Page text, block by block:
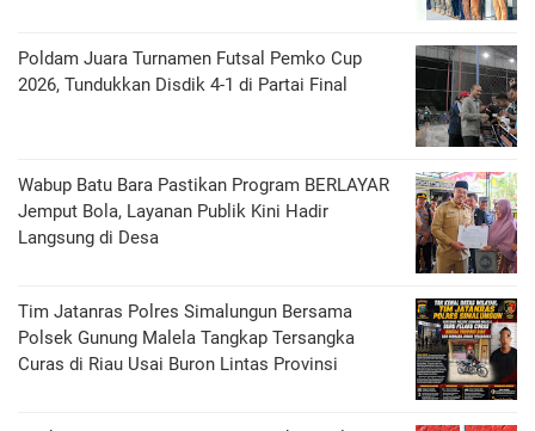
Poldam Juara Turnamen Futsal Pemko Cup
2026, Tundukkan Disdik 4-1 di Partai Final
Wabup Batu Bara Pastikan Program BERLAYAR
Jemput Bola, Layanan Publik Kini Hadir
Langsung di Desa
Tim Jatanras Polres Simalungun Bersama
Polsek Gunung Malela Tangkap Tersangka
Curas di Riau Usai Buron Lintas Provinsi